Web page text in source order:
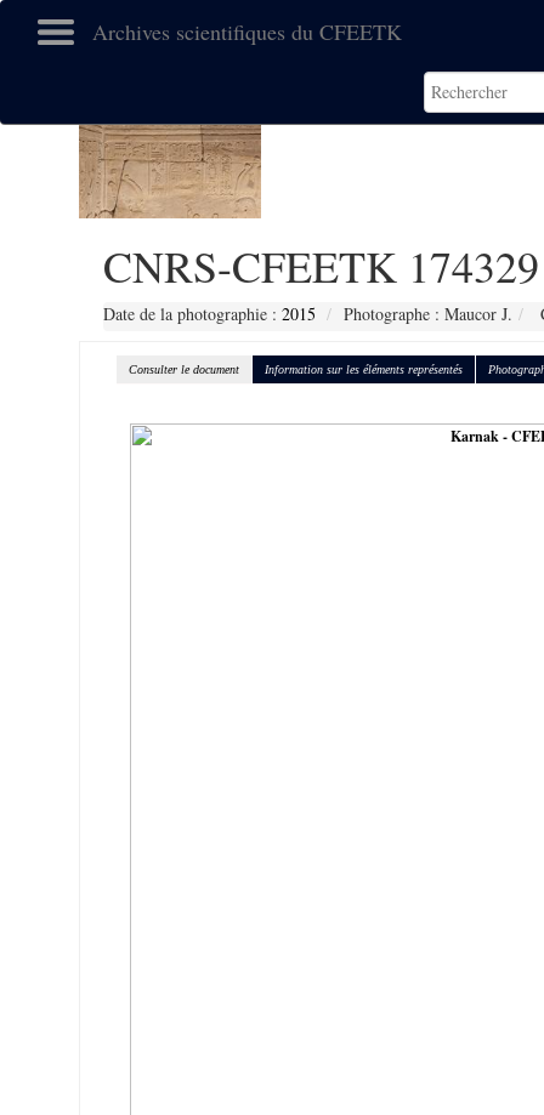
Archives scientifiques du CFEETK
CNRS-CFEETK 174329
Date de la photographie : 2015 Photographe : Maucor J.
Consulter le document Information sur les éléments représentés